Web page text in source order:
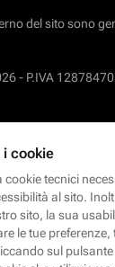
del sito sono
- P.IVA